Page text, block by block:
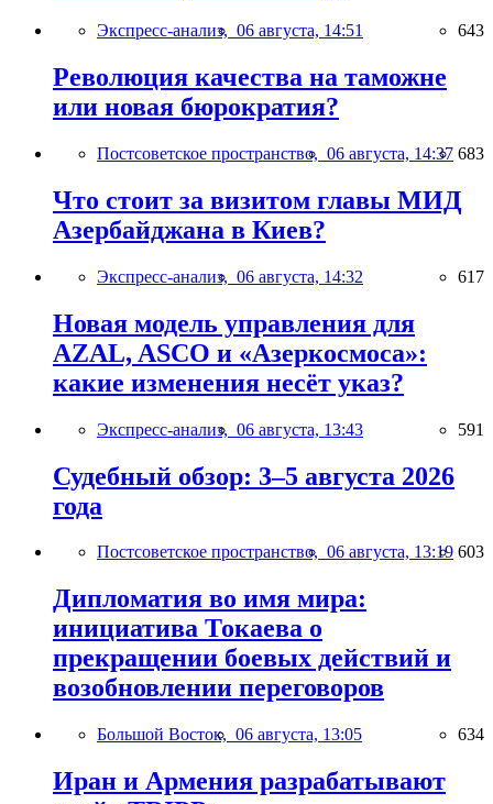
Экспресс-анализ, 06 августа, 14:51 643
Революция качества на таможне
или новая бюрократия?
Постсоветское пространство, 06 августа, 14:37 683
Что стоит за визитом главы МИД
Азербайджана в Киев?
Экспресс-анализ, 06 августа, 14:32 617
Новая модель управления для
AZAL, ASCO и «Азеркосмоса»:
какие изменения несёт указ?
Экспресс-анализ, 06 августа, 13:43 591
Судебный обзор: 3–5 августа 2026
года
Постсоветское пространство, 06 августа, 13:19 603
Дипломатия во имя мира:
инициатива Токаева о
прекращении боевых действий и
возобновлении переговоров
Большой Восток, 06 августа, 13:05 634
Иран и Армения разрабатывают